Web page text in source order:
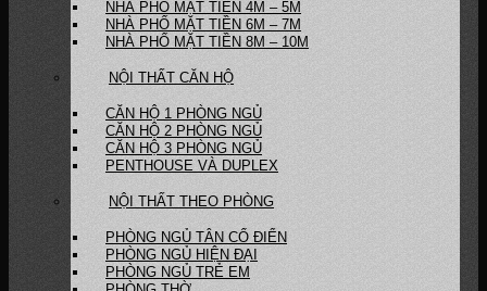
NHÀ PHỐ MẶT TIỀN 4M – 5M
NHÀ PHỐ MẶT TIỀN 6M – 7M
NHÀ PHỐ MẶT TIỀN 8M – 10M
NỘI THẤT CĂN HỘ
CĂN HỘ 1 PHÒNG NGỦ
CĂN HỘ 2 PHÒNG NGỦ
CĂN HỘ 3 PHÒNG NGỦ
PENTHOUSE VÀ DUPLEX
NỘI THẤT THEO PHÒNG
PHÒNG NGỦ TÂN CỔ ĐIỂN
PHÒNG NGỦ HIỆN ĐẠI
PHÒNG NGỦ TRẺ EM